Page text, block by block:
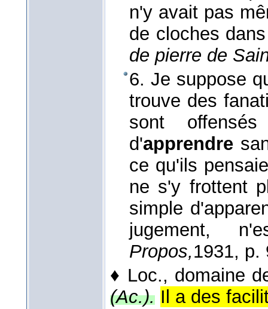
n'y avait pas
de cloches
de pierre de
6. Je suppose
trouve des
sont
d'apprendre
ce qu'ils
ne s'y frottent
simple
jugement,
Propos,1931, p.
♦ Loc., domaine
(Ac.). Il a des